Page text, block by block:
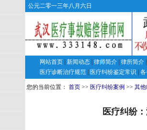
公元二零一三年八月六日
网站首页 新闻动态 律师简介 律所简介
医疗诊断治疗规范
医疗纠纷鉴定常识 各
您的当前位置： 首页 >> 医疗纠纷案例 >> 其
医疗纠纷